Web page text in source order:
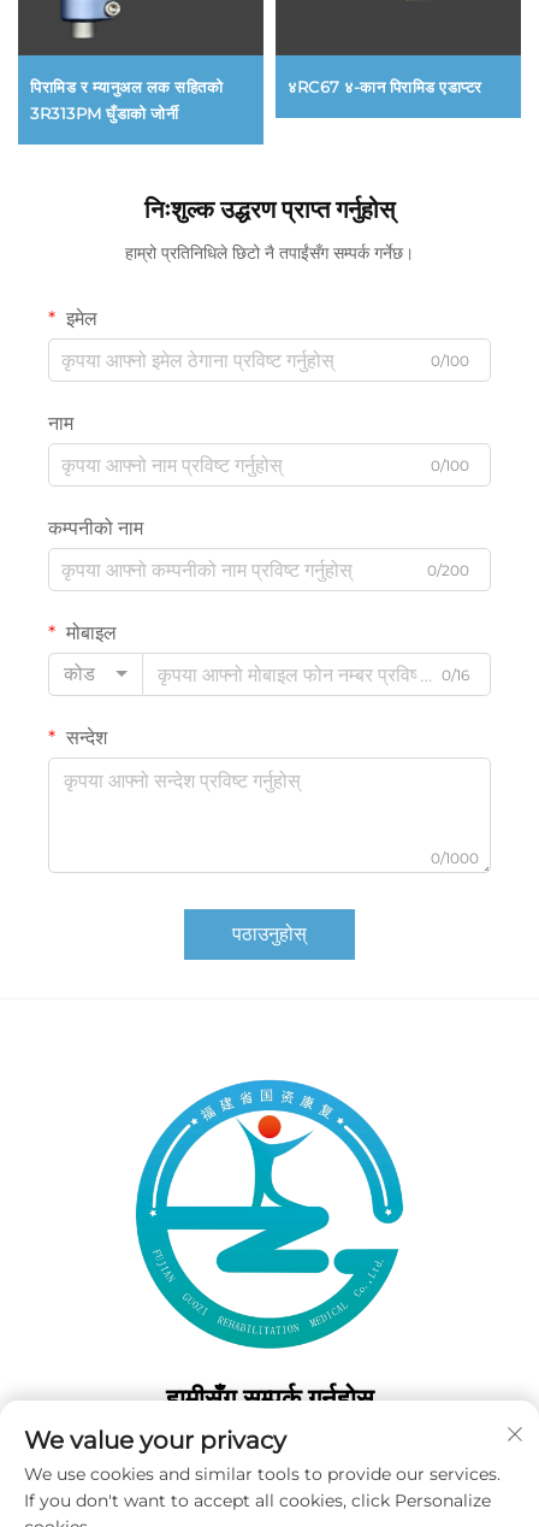
पिरामिड र म्यानुअल लक सहितको
3R313PM घुँडाको जोर्नी
४RC67 ४-कान पिरामिड एडाप्टर
निःशुल्क उद्धरण प्राप्त गर्नुहोस्
हाम्रो प्रतिनिधिले छिटो नै तपाईंसँग सम्पर्क गर्नेछ।
इमेल
0/100
नाम
0/100
कम्पनीको नाम
0/200
मोबाइल
कोड
0/16
सन्देश
0/1000
पठाउनुहोस्
हामीसँग सम्पर्क गर्नुहोस्
Add: 50 Gaofeng दक्षिण लेन, पश्चिम गेट फुझोउ, फुजियान, चीन
टेल:+86-19859128239
इमेल: [email protected]
We value your privacy
We use cookies and similar tools to provide our services.
If you don't want to accept all cookies, click Personalize